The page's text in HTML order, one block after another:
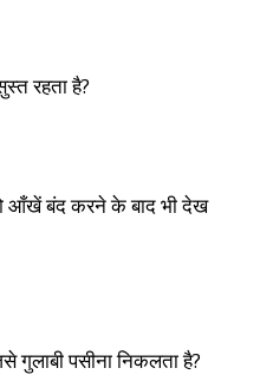
रहता है?
आँखें बंद करने के बाद भी देख
गुलाबी पसीना निकलता है?